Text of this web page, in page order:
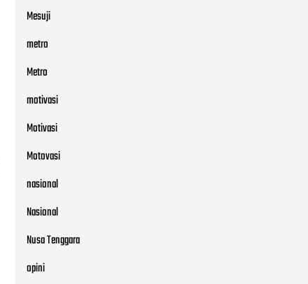
Mesuji
metro
Metro
motivasi
Motivasi
Motovasi
nasional
Nasional
Nusa Tenggara
opini